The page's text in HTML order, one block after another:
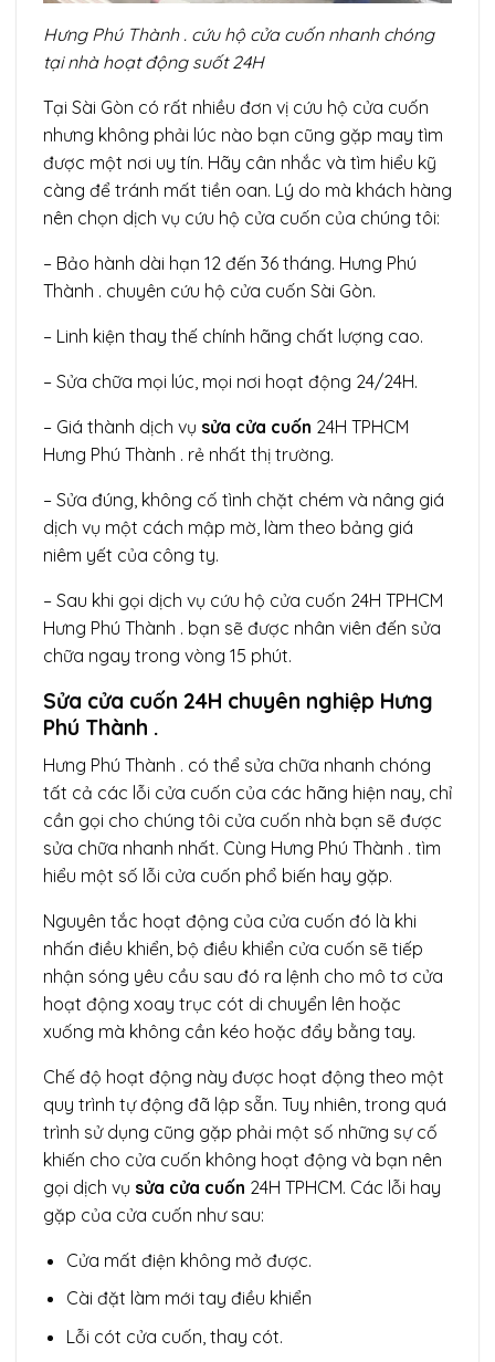
Hưng Phú Thành . cứu hộ cửa cuốn nhanh chóng
tại nhà hoạt động suốt 24H
Tại Sài Gòn có rất nhiều đơn vị cứu hộ cửa cuốn
nhưng không phải lúc nào bạn cũng gặp may tìm
được một nơi uy tín. Hãy cân nhắc và tìm hiểu kỹ
càng để tránh mất tiền oan. Lý do mà khách hàng
nên chọn dịch vụ cứu hộ cửa cuốn của chúng tôi:
– Bảo hành dài hạn 12 đến 36 tháng. Hưng Phú
Thành . chuyên cứu hộ cửa cuốn Sài Gòn.
– Linh kiện thay thế chính hãng chất lượng cao.
– Sửa chữa mọi lúc, mọi nơi hoạt động 24/24H.
– Giá thành dịch vụ sửa cửa cuốn 24H TPHCM
Hưng Phú Thành . rẻ nhất thị trường.
– Sửa đúng, không cố tình chặt chém và nâng giá
dịch vụ một cách mập mờ, làm theo bảng giá
niêm yết của công ty.
– Sau khi gọi dịch vụ cứu hộ cửa cuốn 24H TPHCM
Hưng Phú Thành . bạn sẽ được nhân viên đến sửa
chữa ngay trong vòng 15 phút.
Sửa cửa cuốn 24H chuyên nghiệp Hưng
Phú Thành .
Hưng Phú Thành . có thể sửa chữa nhanh chóng
tất cả các lỗi cửa cuốn của các hãng hiện nay, chỉ
cần gọi cho chúng tôi cửa cuốn nhà bạn sẽ được
sửa chữa nhanh nhất. Cùng Hưng Phú Thành . tìm
hiểu một số lỗi cửa cuốn phổ biến hay gặp.
Nguyên tắc hoạt động của cửa cuốn đó là khi
nhấn điều khiển, bộ điều khiển cửa cuốn sẽ tiếp
nhận sóng yêu cầu sau đó ra lệnh cho mô tơ cửa
hoạt động xoay trục cót di chuyển lên hoặc
xuống mà không cần kéo hoặc đẩy bằng tay.
Chế độ hoạt động này được hoạt động theo một
quy trình tự động đã lập sẵn. Tuy nhiên, trong quá
trình sử dụng cũng gặp phải một số những sự cố
khiến cho cửa cuốn không hoạt động và bạn nên
gọi dịch vụ sửa cửa cuốn 24H TPHCM. Các lỗi hay
gặp của cửa cuốn như sau:
Cửa mất điện không mở được.
Cài đặt làm mới tay điều khiển
Lỗi cót cửa cuốn, thay cót.